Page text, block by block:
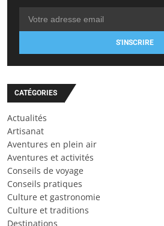
S'INSCRIRE
CATÉGORIES
Actualités
Artisanat
Aventures en plein air
Aventures et activités
Conseils de voyage
Conseils pratiques
Culture et gastronomie
Culture et traditions
Destinations